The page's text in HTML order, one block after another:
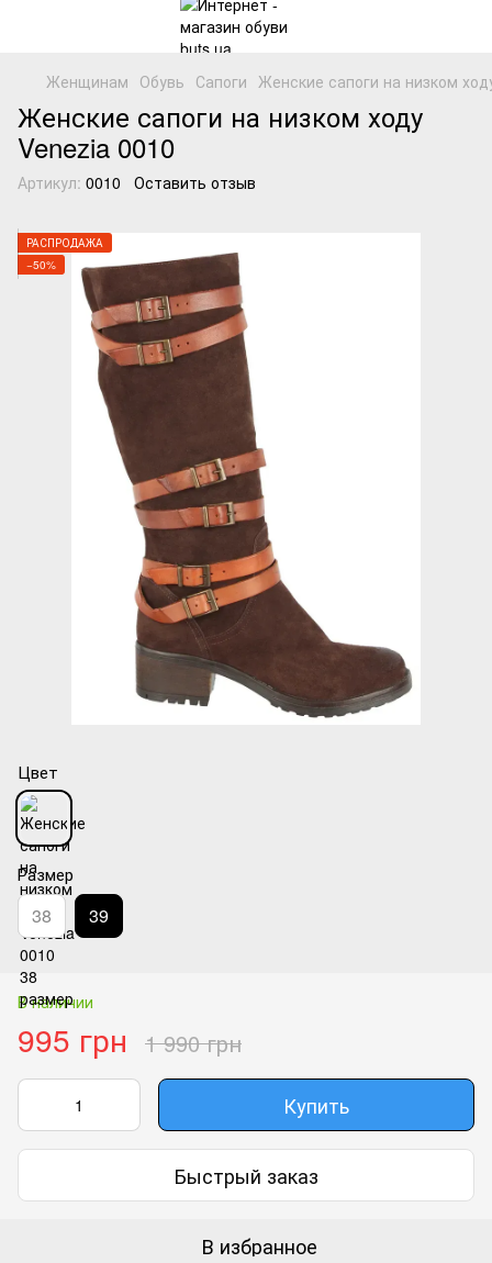
Женщинам Обувь Сапоги Женские сапоги на низком
Женские сапоги на низком ходу
Venezia 0010
Артикул: 0010 Оставить отзыв
РАСПРОДАЖА
−50%
Цвет
Размер
38 39
В наличии
995 грн 1 990 грн
Купить
Быстрый заказ
В избранное